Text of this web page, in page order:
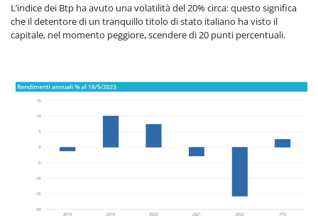
L’indice dei Btp ha avuto una volatilità del 20% circa: questo significa
che il detentore di un tranquillo titolo di stato italiano ha visto il
capitale, nel momento peggiore, scendere di 20 punti percentuali.